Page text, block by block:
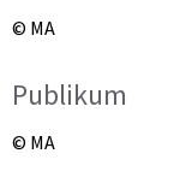
© MA
Publikum
© MA